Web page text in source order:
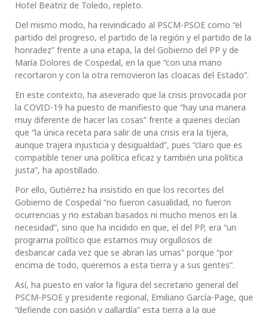
Hotel Beatriz de Toledo, repleto.
Del mismo modo, ha reivindicado al PSCM-PSOE como “el
partido del progreso, el partido de la región y el partido de la
honradez” frente a una etapa, la del Gobierno del PP y de
María Dolores de Cospedal, en la que “con una mano
recortaron y con la otra removieron las cloacas del Estado”.
En este contexto, ha aseverado que la crisis provocada por
la COVID-19 ha puesto de manifiesto que “hay una manera
muy diferente de hacer las cosas” frente a quienes decían
que “la única receta para salir de una crisis era la tijera,
aunque trajera injusticia y desigualdad”, pues “claro que es
compatible tener una política eficaz y también una política
justa”, ha apostillado.
Por ello, Gutiérrez ha insistido en que los recortes del
Gobierno de Cospedal “no fueron casualidad, no fueron
ocurrencias y no estaban basados ni mucho menos en la
necesidad”, sino que ha incidido en que, el del PP, era “un
programa político que estamos muy orgullosos de
desbancar cada vez que se abran las urnas” porque “por
encima de todo, queremos a esta tierra y a sus gentes”.
Así, ha puesto en valor la figura del secretario general del
PSCM-PSOE y presidente regional, Emiliano García-Page, que
“defiende con pasión y gallardía” esta tierra a la que